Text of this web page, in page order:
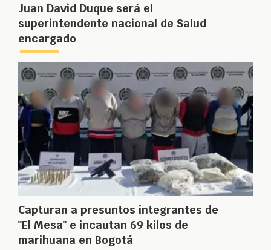
Juan David Duque será el
superintendente nacional de Salud
encargado
Capturan a presuntos integrantes de
"El Mesa" e incautan 69 kilos de
marihuana en Bogotá